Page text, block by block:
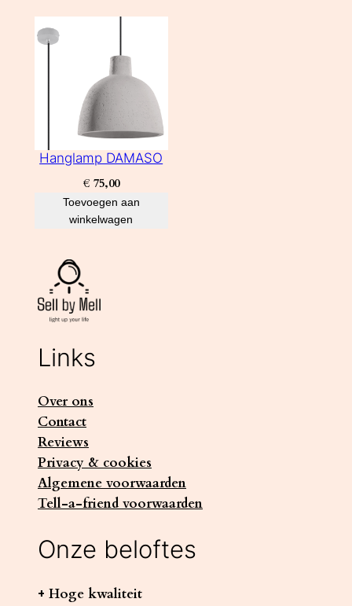
Hanglamp DAMASO
€ 75,00
Toevoegen aan
winkelwagen
Links
Over ons
Contact
Reviews
Privacy & cookies
Algemene voorwaarden
Tell-a-friend voorwaarden
Onze beloftes
+ Hoge kwaliteit